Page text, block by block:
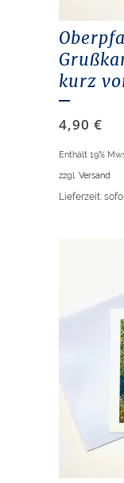
kurz
4,90 €
Enthält 19%
zzgl. Versand
Lieferzeit: